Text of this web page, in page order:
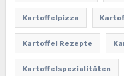
Kartoffelpizza
Kartoffel Rezepte
Kartoffelspezialitäten